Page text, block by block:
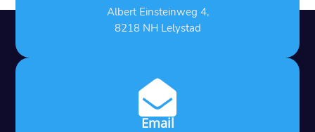
Albert Einsteinweg 4,
8218 NH Lelystad

Email